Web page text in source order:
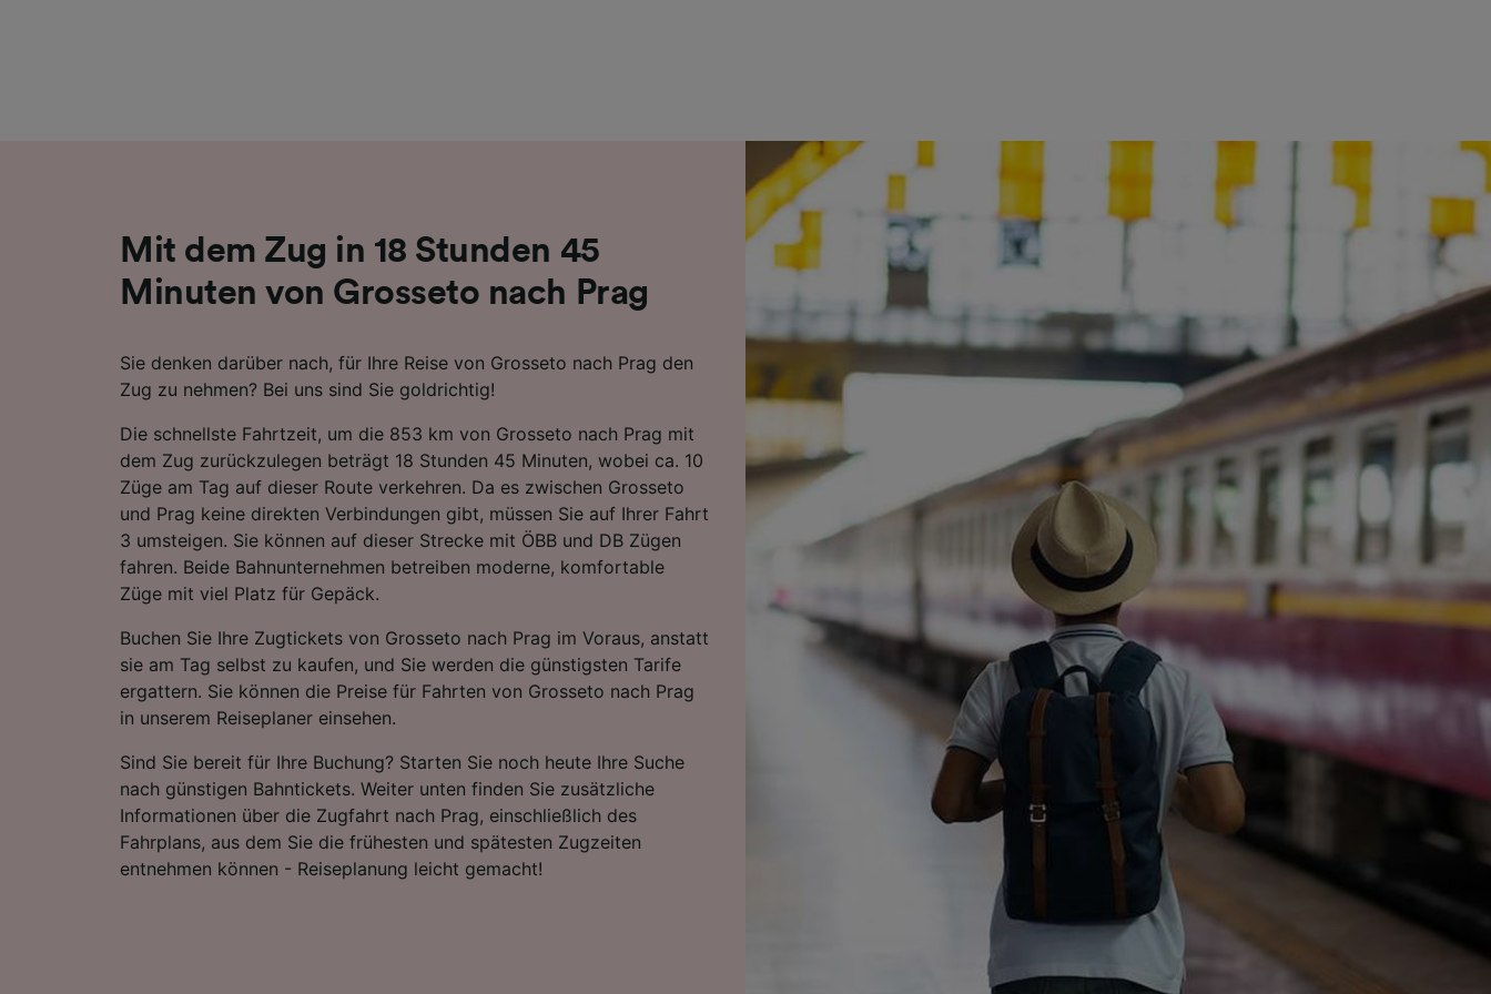
Mit dem Zug in 18 Stunden 45
Minuten von Grosseto nach Prag
Sie denken darüber nach, für Ihre Reise von Grosseto nach Prag den
Zug zu nehmen? Bei uns sind Sie goldrichtig!
Die schnellste Fahrtzeit, um die 853 km von Grosseto nach Prag mit
dem Zug zurückzulegen beträgt 18 Stunden 45 Minuten, wobei ca. 10
Züge am Tag auf dieser Route verkehren. Da es zwischen Grosseto
und Prag keine direkten Verbindungen gibt, müssen Sie auf Ihrer Fahrt
3 umsteigen. Sie können auf dieser Strecke mit ÖBB und DB Zügen
fahren. Beide Bahnunternehmen betreiben moderne, komfortable
Züge mit viel Platz für Gepäck.
Buchen Sie Ihre Zugtickets von Grosseto nach Prag im Voraus, anstatt
sie am Tag selbst zu kaufen, und Sie werden die günstigsten Tarife
ergattern. Sie können die Preise für Fahrten von Grosseto nach Prag
in unserem Reiseplaner einsehen.
Sind Sie bereit für Ihre Buchung? Starten Sie noch heute Ihre Suche
nach günstigen Bahntickets. Weiter unten finden Sie zusätzliche
Informationen über die Zugfahrt nach Prag, einschließlich des
Fahrplans, aus dem Sie die frühesten und spätesten Zugzeiten
entnehmen können - Reiseplanung leicht gemacht!